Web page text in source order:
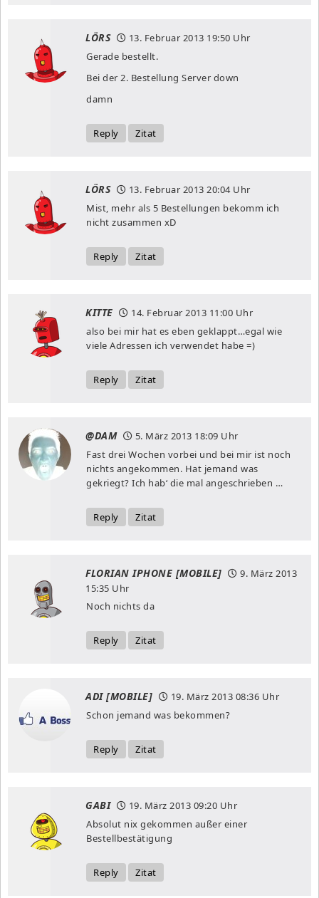
LÖRS 13. Februar 2013 19:50 Uhr
Gerade bestellt.
Bei der 2. Bestellung Server down
damn
Reply Zitat
LÖRS 13. Februar 2013 20:04 Uhr
Mist, mehr als 5 Bestellungen bekomm ich
nicht zusammen xD
Reply Zitat
KITTE 14. Februar 2013 11:00 Uhr
also bei mir hat es eben geklappt…egal wie
viele Adressen ich verwendet habe =)
Reply Zitat
@DAM 5. März 2013 18:09 Uhr
Fast drei Wochen vorbei und bei mir ist noch
nichts angekommen. Hat jemand was
gekriegt? Ich hab‘ die mal angeschrieben …
Reply Zitat
FLORIAN IPHONE [MOBILE]
9. März 2013
15:35 Uhr
Noch nichts da
Reply Zitat
ADI [MOBILE] 19. März 2013 08:36 Uhr
Schon jemand was bekommen?
Reply Zitat
GABI 19. März 2013 09:20 Uhr
Absolut nix gekommen außer einer
Bestellbestätigung
Reply Zitat